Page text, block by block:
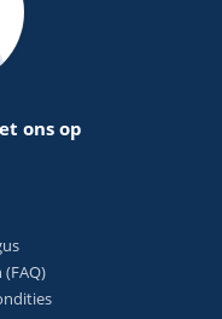
ons op